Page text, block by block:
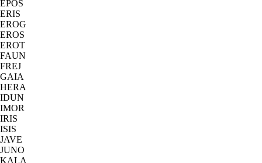
EPOS
ERIS
EROG
EROS
EROT
FAUN
FREJ
GAIA
HERA
IDUN
IMOR
IRIS
ISIS
JAVE
JUNO
KALA